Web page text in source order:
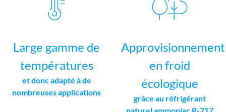
Large gamme de
températures
et donc adapté à de
nombreuses applications
Approvisionnement
en froid
écologique
grâce au réfrigérant
naturel ammoniac R-717